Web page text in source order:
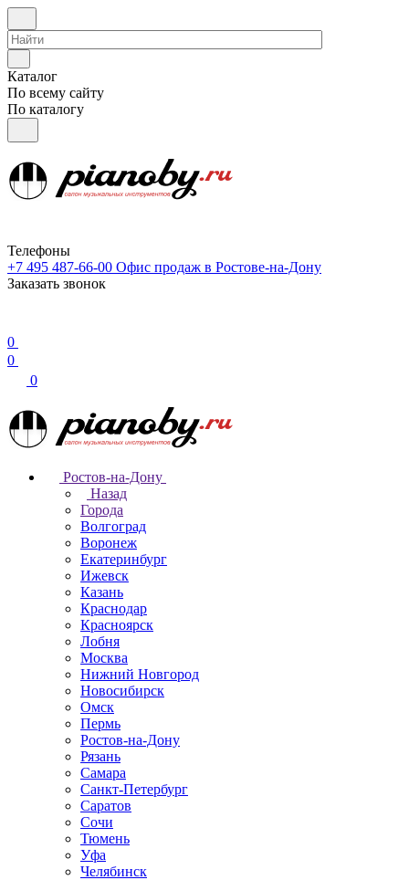
Каталог
По всему сайту
По каталогу
Телефоны
+7 495 487-66-00 Офис продаж в Ростове-на-Дону
Заказать звонок
0
0
0
Ростов-на-Дону
Назад
Города
Волгоград
Воронеж
Екатеринбург
Ижевск
Казань
Краснодар
Красноярск
Лобня
Москва
Нижний Новгород
Новосибирск
Омск
Пермь
Ростов-на-Дону
Рязань
Самара
Санкт-Петербург
Саратов
Сочи
Тюмень
Уфа
Челябинск